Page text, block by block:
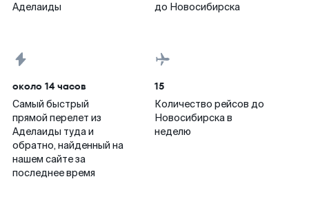
Аделаиды
до Новосибирска
около 14 часов
Самый быстрый
прямой перелет из
Аделаиды туда и
обратно, найденный на
нашем сайте за
последнее время
15
Количество рейсов до
Новосибирска в
неделю